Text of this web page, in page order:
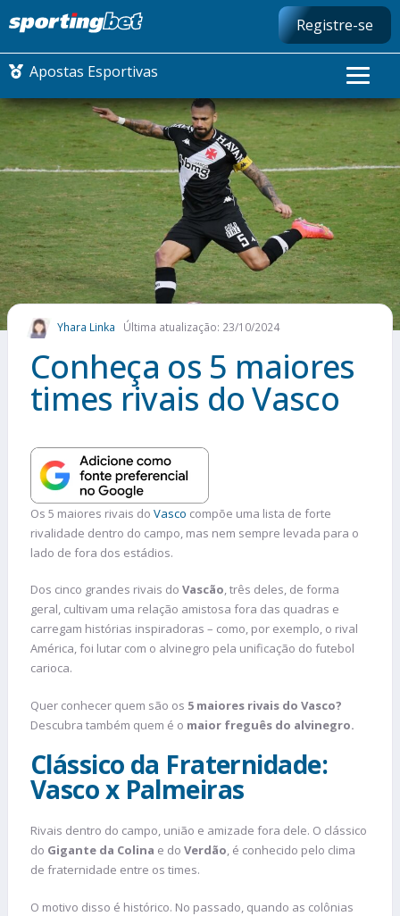
Registre-se
Apostas Esportivas
CONMEBOL LIBERTADORES
FUTEBOL NACIONAL
FUTEBOL INTERNACIONAL
COMO APOSTAR
MAIS ESPORTES
Yhara Linka Última atualização: 23/10/2024
Conheça os 5 maiores
times rivais do Vasco
Os 5 maiores rivais do Vasco compõe uma lista de forte
rivalidade dentro do campo, mas nem sempre levada para o
lado de fora dos estádios.
Dos cinco grandes rivais do Vascão, três deles, de forma
geral, cultivam uma relação amistosa fora das quadras e
carregam histórias inspiradoras – como, por exemplo, o rival
América, foi lutar com o alvinegro pela unificação do futebol
carioca.
Quer conhecer quem são os 5 maiores rivais do Vasco?
Descubra também quem é o maior freguês do alvinegro.
Clássico da Fraternidade:
Vasco x Palmeiras
Rivais dentro do campo, união e amizade fora dele. O clássico
do Gigante da Colina e do Verdão, é conhecido pelo clima
de fraternidade entre os times.
O motivo disso é histórico. No passado, quando as colônias